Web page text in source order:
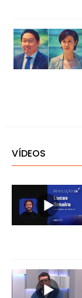
VÍDEOS